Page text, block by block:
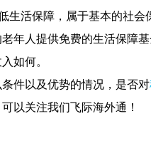
生活保障，属于基本的社
年人提供免费的生活保障
如何。
件以及优势的情况，是否对
以关注我们飞际海外通！